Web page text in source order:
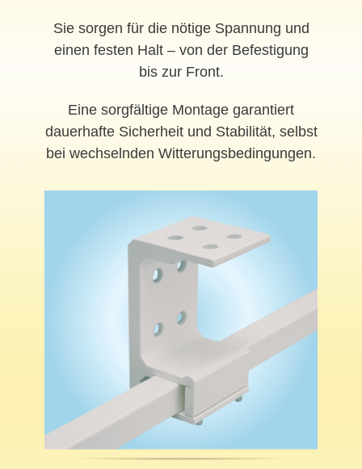
Sie sorgen für die nötige Spannung und
einen festen Halt – von der Befestigung
bis zur Front.
Eine sorgfältige Montage garantiert
dauerhafte Sicherheit und Stabilität, selbst
bei wechselnden Witterungsbedingungen.